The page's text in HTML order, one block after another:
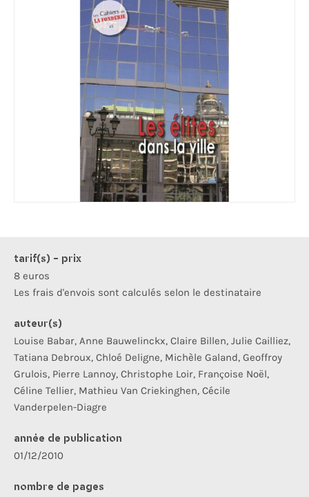
tarif(s) - prix
8 euros
Les frais d'envois sont calculés selon le destinataire
auteur(s)
Louise Babar, Anne Bauwelinckx, Claire Billen, Julie Cailliez,
Tatiana Debroux, Chloé Deligne, Michèle Galand, Geoffroy
Grulois, Pierre Lannoy, Christophe Loir, Françoise Noël,
Céline Tellier, Mathieu Van Criekinghen, Cécile
Vanderpelen-Diagre
année de publication
01/12/2010
nombre de pages